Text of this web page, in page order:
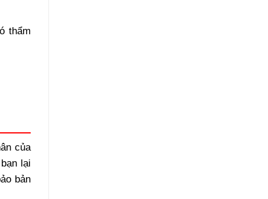
thẩm
của
lại
bản